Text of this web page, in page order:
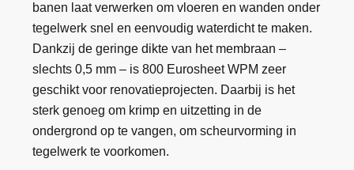
banen laat verwerken om vloeren en wanden onder
tegelwerk snel en eenvoudig waterdicht te maken.
Dankzij de geringe dikte van het membraan –
slechts 0,5 mm – is 800 Eurosheet WPM zeer
geschikt voor renovatieprojecten. Daarbij is het
sterk genoeg om krimp en uitzetting in de
ondergrond op te vangen, om scheurvorming in
tegelwerk te voorkomen.